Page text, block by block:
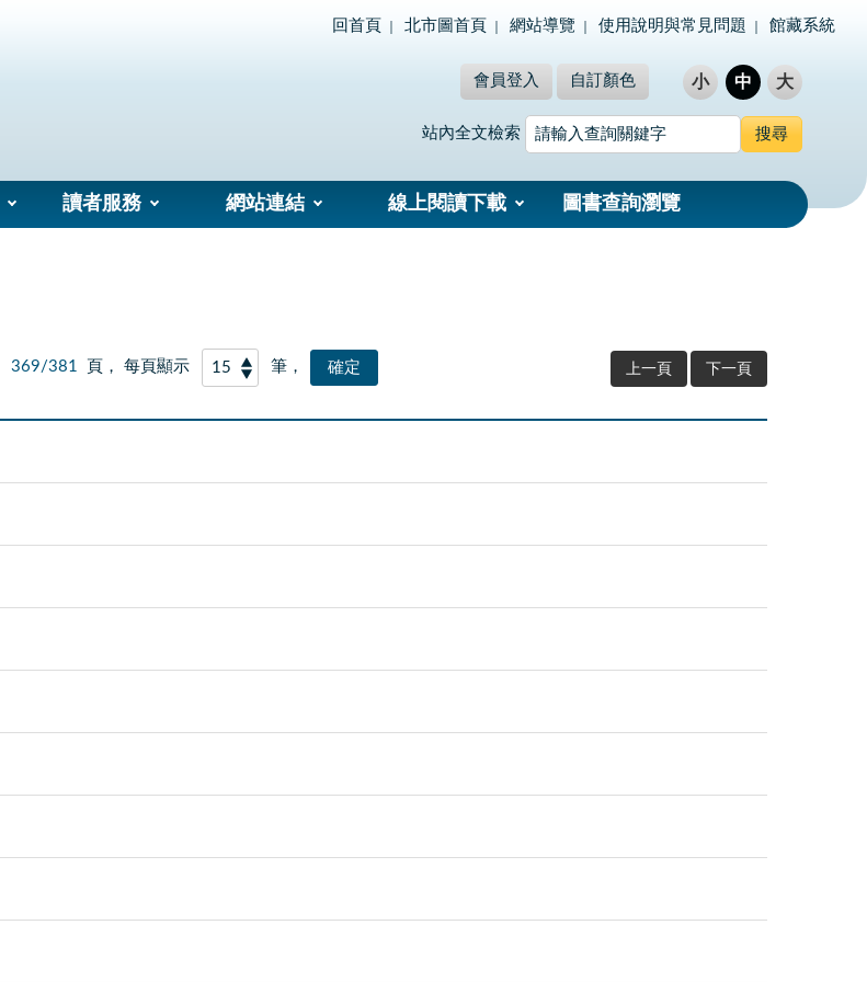
回首頁 北市圖首頁 網站導覽 使用說明與常見問題 館藏系統
會員登入 自訂顏色 小 中 大
站內全文檢索
讀者服務 網站連結 線上閱讀下載 圖書查詢瀏覽
369/381 頁， 每頁顯示 筆， 上一頁 下一頁